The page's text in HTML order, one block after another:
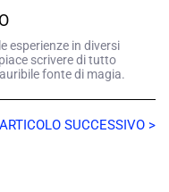
esperienze in diversi
scrivere di tutto
fonte di magia.
ARTICOLO SUCCESSIVO >